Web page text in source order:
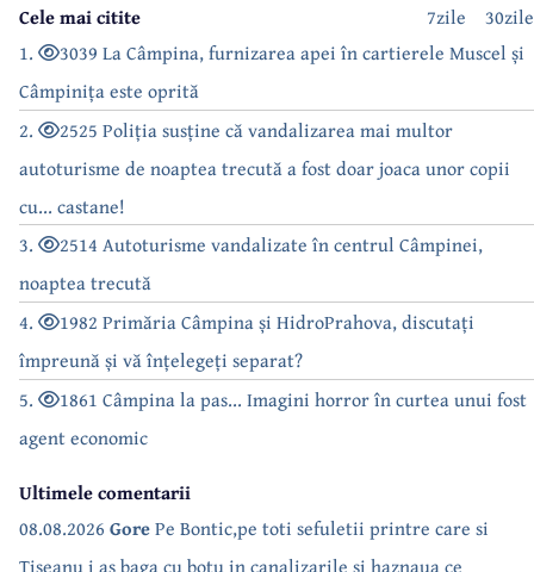
30zile
7zile
Cele mai citite
1.
3039 La Câmpina, furnizarea apei în cartierele Muscel și
Câmpinița este oprită
2.
2525 Poliția susține că vandalizarea mai multor
autoturisme de noaptea trecută a fost doar joaca unor copii
cu... castane!
3.
2514 Autoturisme vandalizate în centrul Câmpinei,
noaptea trecută
4.
1982 Primăria Câmpina și HidroPrahova, discutați
împreună și vă înțelegeți separat?
5.
1861 Câmpina la pas... Imagini horror în curtea unui fost
agent economic
Ultimele comentarii
08.08.2026 GorePe Bontic,pe toti sefuletii printre care si
Tiseanu i as baga cu botu in canalizarile si haznaua ce